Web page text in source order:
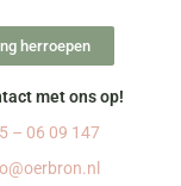
herroepen
met ons op!
– 06 09 147